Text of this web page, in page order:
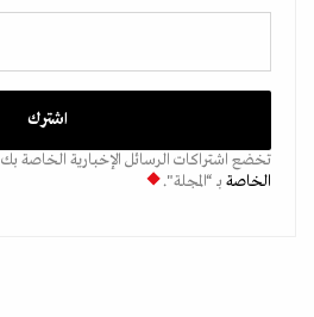
تخضع اشتراكات الرسائل الإخبارية الخاصة بك
الخاصة بـ “المجلة".